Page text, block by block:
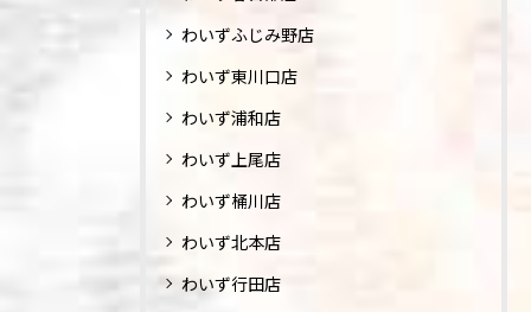
わいずふじみ野店
わいず東川口店
わいず浦和店
わいず上尾店
わいず桶川店
わいず北本店
わいず行田店